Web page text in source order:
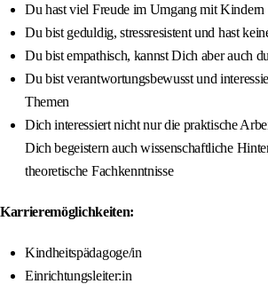
Du hast viel Freude im Umgang mit
Du bist geduldig, stressresistent und hast
Du bist empathisch, kannst Dich aber auch
Du bist verantwortungsbewusst und
Themen
Dich interessiert nicht nur die praktische
Dich begeistern auch wissenschaftliche
theoretische Fachkenntnisse
Karrieremöglichkeiten:
Kindheitspädagoge/in
Einrichtungsleiter:in